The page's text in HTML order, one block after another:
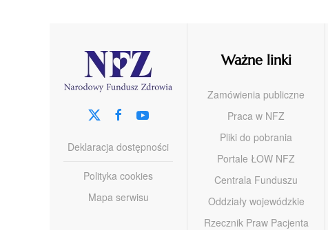
Deklaracja dostępności
Polityka cookies
Mapa serwisu
Ważne linki
Zamówienia publiczne
Praca w NFZ
Pliki do pobrania
Portale ŁOW NFZ
Centrala Funduszu
Oddziały wojewódzkie
Rzecznik Praw Pacjenta